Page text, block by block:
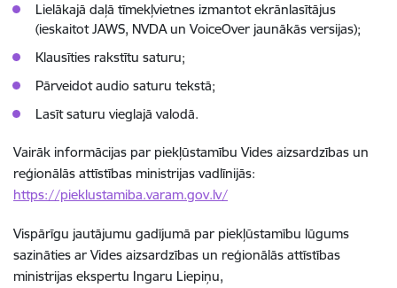
Lielākajā daļā tīmekļvietnes izmantot ekrānlasītājus
(ieskaitot JAWS, NVDA un VoiceOver jaunākās versijas);
Klausīties rakstītu saturu;
Pārveidot audio saturu tekstā;
Lasīt saturu vieglajā valodā.
Vairāk informācijas par piekļūstamību Vides aizsardzības un
reģionālās attīstības ministrijas vadlīnijās:
https://pieklustamiba.varam.gov.lv/
Vispārīgu jautājumu gadījumā par piekļūstamību lūgums
sazināties ar Vides aizsardzības un reģionālās attīstības
ministrijas ekspertu Ingaru Liepiņu,